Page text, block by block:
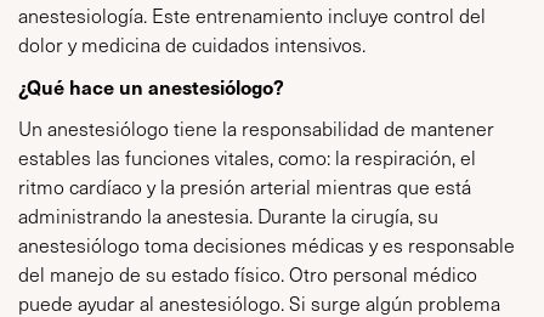
anestesiología. Este entrenamiento incluye control del
dolor y medicina de cuidados intensivos.
¿Qué hace un anestesiólogo?
Un anestesiólogo tiene la responsabilidad de mantener
estables las funciones vitales, como: la respiración, el
ritmo cardíaco y la presión arterial mientras que está
administrando la anestesia. Durante la cirugía, su
anestesiólogo toma decisiones médicas y es responsable
del manejo de su estado físico. Otro personal médico
puede ayudar al anestesiólogo. Si surge algún problema